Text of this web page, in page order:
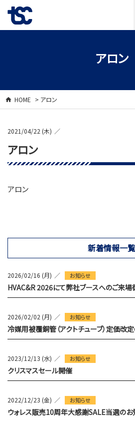
アロン
HOME > アロン
2021/04/22 (木)
アロン
アロン
新着情報一覧
2026/02/16 (月) お知らせ
HVAC&R 2026にて弊社ブースへのご来場
2026/02/02 (月) お知らせ
冷媒用被覆銅管（アクトチューブ）定価改
2023/12/13 (水) お知らせ
クリスマスセール開催
2022/12/23 (金) お知らせ
ウォレス販売10周年大感謝SALE当選のお